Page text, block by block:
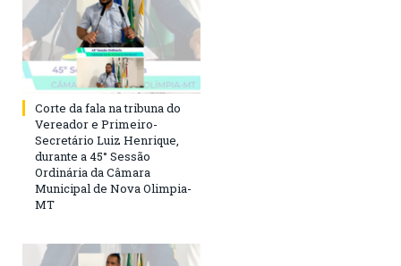
Corte da fala na tribuna do
Vereador e Primeiro-
Secretário Luiz Henrique,
durante a 45° Sessão
Ordinária da Câmara
Municipal de Nova Olimpia-
MT